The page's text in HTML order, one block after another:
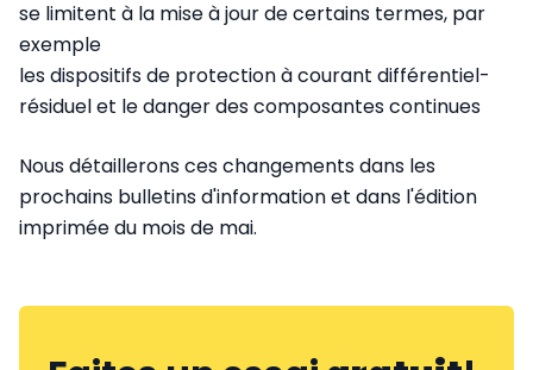
se limitent à la mise à jour de certains termes, par
exemple
les dispositifs de protection à courant différentiel-
résiduel et le danger des composantes continues
Nous détaillerons ces changements dans les
prochains bulletins d'information et dans l'édition
imprimée du mois de mai.